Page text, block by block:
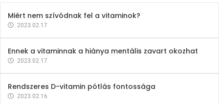
Miért nem szívódnak fel a vitaminok?
2023.02.17.
Ennek a vitaminnak a hiánya mentális zavart okozhat
2023.02.17.
Rendszeres D-vitamin pótlás fontossága
2023.02.16.